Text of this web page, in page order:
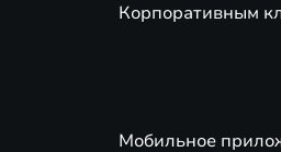
Корпоративным
Мобильное